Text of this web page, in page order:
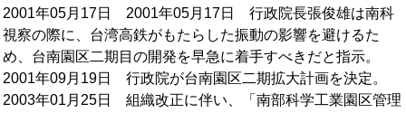
2001年05月17日 2001年05月17日 行政院長張俊雄は南科
視察の際に、台湾高鉄がもたらした振動の影響を避けるた
め、台南園区二期目の開発を早急に着手すべきだと指示。
2001年09月19日 行政院が台南園区二期拡大計画を決定。
2003年01月25日 組織改正に伴い、「南部科学工業園区管理